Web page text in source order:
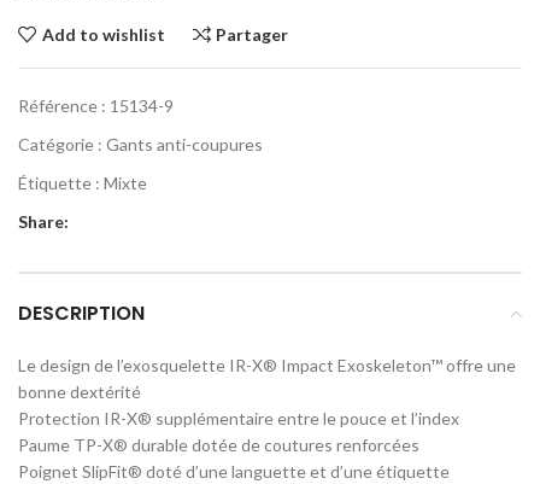
Add to wishlist Partager
Référence : 15134-9
Catégorie : Gants anti-coupures
Étiquette : Mixte
Share:
DESCRIPTION
Le design de l’exosquelette IR-X® Impact Exoskeleton™ offre une
bonne dextérité
Protection IR-X® supplémentaire entre le pouce et l’index
Paume TP-X® durable dotée de coutures renforcées
Poignet SlipFit® doté d’une languette et d’une étiquette